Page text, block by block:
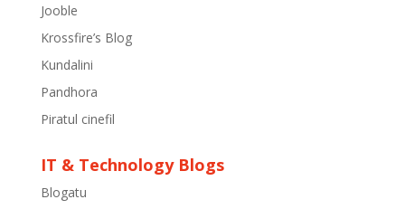
Jooble
Krossfire’s Blog
Kundalini
Pandhora
Piratul cinefil
IT & Technology Blogs
Blogatu